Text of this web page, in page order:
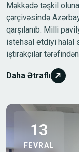
Məkkədə təşkil
çərçivəsində
qarşılanıb. Milli
istehsal etdiyi halal
iştirakçılar
Daha Ətraflı
13
FEVRAL